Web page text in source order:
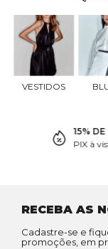
VESTIDOS
15%
PIX à
RECEBA AS
Cadastre-se e
promoções, em